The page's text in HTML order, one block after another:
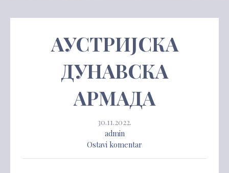
АУСТРИЈСКА
ДУНАВСКА
АРМАДА
30.11.2022.
admin
Ostavi komentar